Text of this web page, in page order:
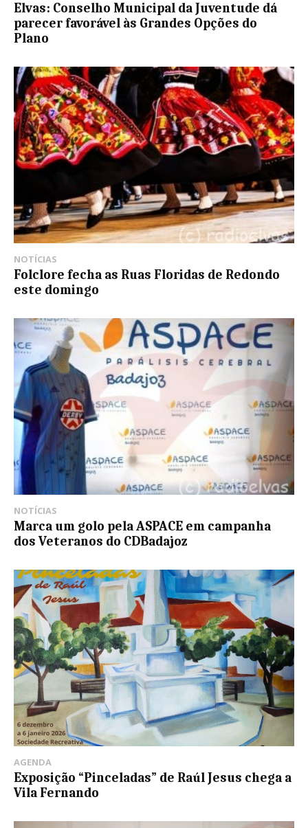
Elvas: Conselho Municipal da Juventude dá
parecer favorável às Grandes Opções do
Plano
NOTÍCIAS
Folclore fecha as Ruas Floridas de Redondo
este domingo
NOTÍCIAS
Marca um golo pela ASPACE em campanha
dos Veteranos do CDBadajoz
AGENDA
Exposição “Pinceladas” de Raúl Jesus chega a
Vila Fernando